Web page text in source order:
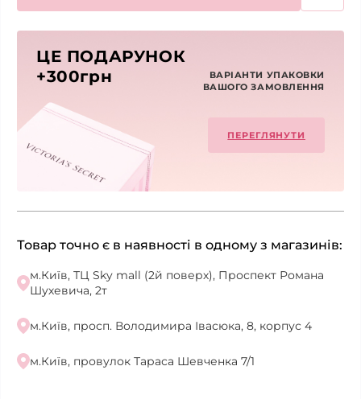
ЦЕ ПОДАРУНОК
+300грн
ВАРІАНТИ УПАКОВКИ
ВАШОГО ЗАМОВЛЕННЯ
ПЕРЕГЛЯНУТИ
Товар точно є в наявності в одному з магазинів:
м.Київ, ТЦ Sky mall (2й поверх), Проспект Романа
Шухевича, 2т
м.Київ, просп. Володимира Івасюка, 8, корпус 4
м.Київ, провулок Тараса Шевченка 7/1